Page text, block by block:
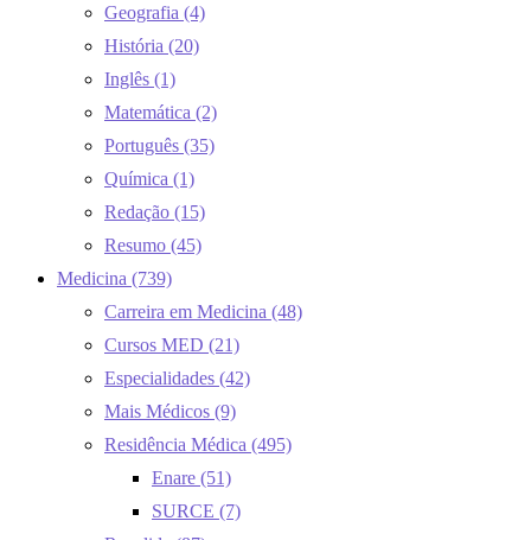
Geografia (4)
História (20)
Inglês (1)
Matemática (2)
Português (35)
Química (1)
Redação (15)
Resumo (45)
Medicina (739)
Carreira em Medicina (48)
Cursos MED (21)
Especialidades (42)
Mais Médicos (9)
Residência Médica (495)
Enare (51)
SURCE (7)